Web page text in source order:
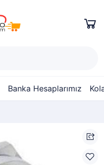
Banka Hesaplarımız